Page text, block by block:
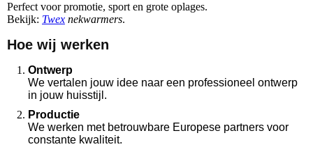
Perfect voor promotie, sport en grote oplages.
Bekijk: Twex nekwarmers.
Hoe wij werken
Ontwerp
We vertalen jouw idee naar een professioneel ontwerp
in jouw huisstijl.
Productie
We werken met betrouwbare Europese partners voor
constante kwaliteit.